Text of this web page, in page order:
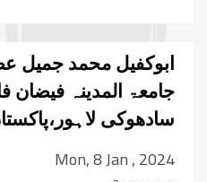
ابوکفیل محمد جمیل
جامعۃ المدینہ فیضان
سادھوکی
Mon, 8 Jan , 2024